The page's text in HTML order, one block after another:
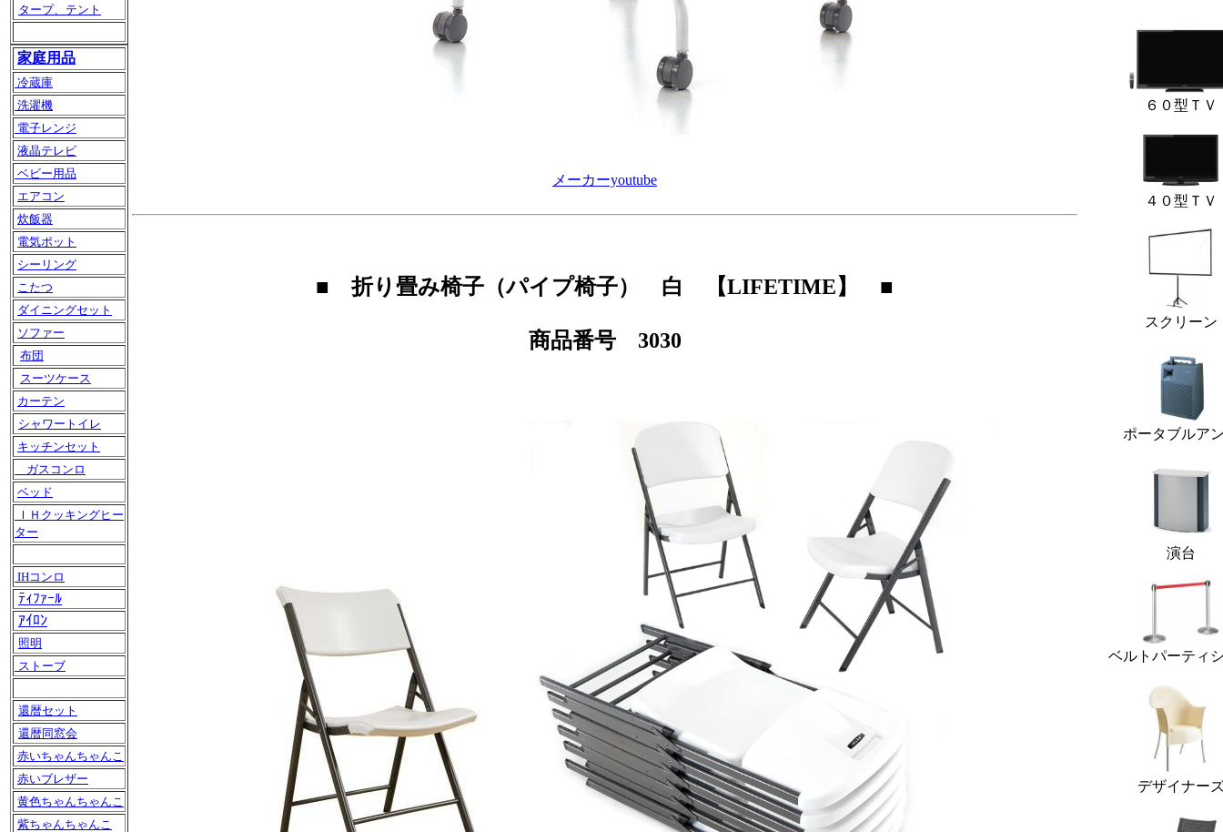
タープ、テント
家庭用品
冷蔵庫
洗濯機
電子レンジ
液晶テレビ
ベビー用品
エアコン
炊飯器
電気ポット
シーリング
こたつ
ダイニングセット
ソファー
布団
スーツケース
カーテン
シャワートイレ
キッチンセット
ガスコンロ
ベッド
ＩＨクッキングヒー
ター
IHコンロ
ﾃｨﾌｧｰﾙ
ｱｲﾛﾝ
照明
ストーブ
還暦セット
還暦同窓会
赤いちゃんちゃんこ
赤いブレザー
黄色ちゃんちゃんこ
紫ちゃんちゃんこ
メーカーyoutube
■ 折り畳み椅子（パイプ椅子） 白 【LIFETIME】 ■
商品番号 3030
６０型ＴＶ
４０型ＴＶ
スクリーン
ポータブルア
演台
ベルトパーティ
デザイナー